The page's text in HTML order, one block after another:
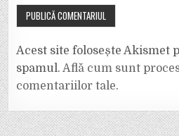
Acest site folosește Akismet
spamul.Află cum sunt
comentariilor tale.